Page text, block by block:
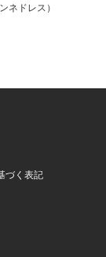
ネドレス）
づく表記